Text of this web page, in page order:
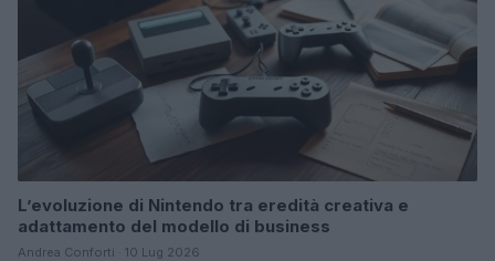
L’evoluzione di Nintendo tra eredità creativa e
adattamento del modello di business
Andrea Conforti · 10 Lug 2026